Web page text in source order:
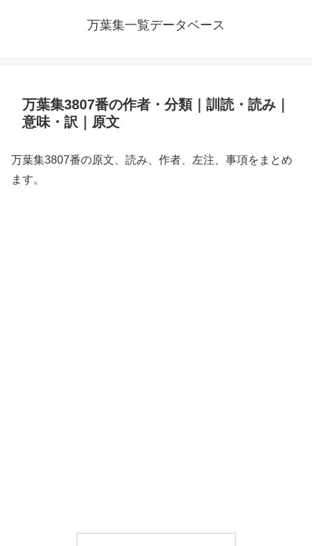
万葉集一覧データベース
万葉集3807番の作者・分類｜訓読・読み｜
意味・訳｜原文
万葉集3807番の原文、読み、作者、左注、事項をまとめ
ます。